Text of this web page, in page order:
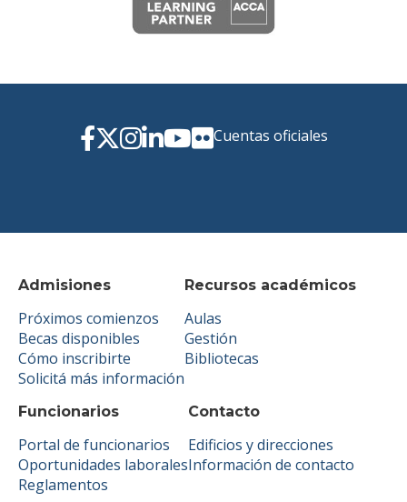
Admisiones
Próximos comienzos
Becas disponibles
Cómo inscribirte
Solicitá más información
Recursos académicos
Aulas
Gestión
Bibliotecas
Funcionarios
Portal de funcionarios
Oportunidades laborales
Reglamentos
Contacto
Edificios y direcciones
Información de contacto
Cuentas oficiales